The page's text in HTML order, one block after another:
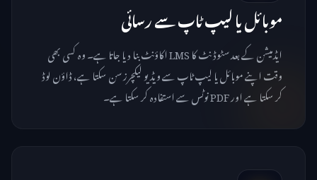
موبائل یا لیپ ٹاپ سے رسائی
ایڈمیشن کے بعد سٹوڈنٹ کا LMS اکاؤنٹ بنا دیا جاتا ہے۔ وہ کسی بھی
وقت اپنے موبائل یا لیپ ٹاپ سے ویڈیو لیکچرز سن سکتا ہے، ڈاؤن لوڈ
کر سکتا ہے اور PDF نوٹس سے استفادہ کر سکتا ہے۔